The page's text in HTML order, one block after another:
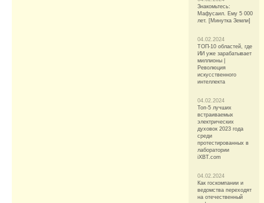
Знакомьтесь:
Мафусаил. Ему 5 000
лет. [Минутка Земли]
04.02.2024
ТОП-10 областей, где
ИИ уже зарабатывает
миллионы |
Революция
искусственного
интеллекта
04.02.2024
Топ-5 лучших
встраиваемых
электрических
духовок 2023 года
среди
протестированных в
лаборатории
iXBT.com
04.02.2024
Как госкомпании и
ведомства переходят
на отечественный